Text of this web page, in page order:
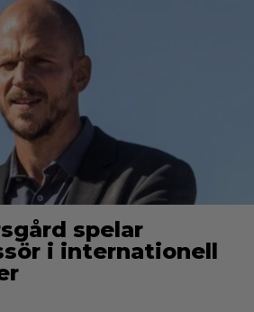
spelar
i internationell